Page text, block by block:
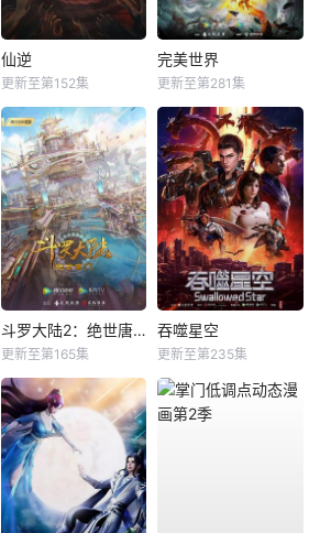
仙逆
更新至第152集
完美世界
更新至第281集
斗罗大陆2：绝世唐门
更新至第165集
吞噬星空
更新至第235集